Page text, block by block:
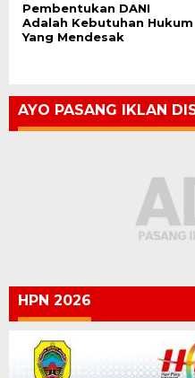
Pembentukan DANI
Adalah Kebutuhan Hukum
Yang Mendesak
AYO PASANG IKLAN
HPN 2026